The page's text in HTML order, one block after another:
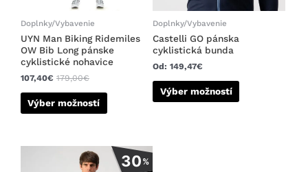
Doplnky/Vybavenie
UYN Man Biking Ridemiles
OW Bib Long pánske
cyklistické nohavice
107,40€ 179,00€
Výber možností
stránke
produktu.
Doplnky/Vybavenie
Castelli GO pánska
cyklistická bunda
Od:149,47€
Výber možností
vybrať
stránke
30%
Tento
produkt